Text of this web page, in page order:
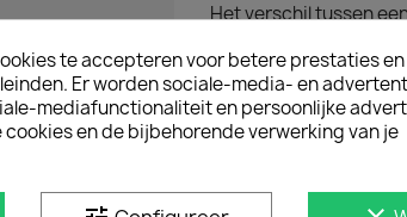
Het verschil tussen
in het gewicht en de
er minimaal verschil.
brandstofverbruik.
te accepteren voor betere prestaties
Er worden sociale-media- en
mediafunctionaliteit en persoonlijke
en de bijbehorende verwerking van je